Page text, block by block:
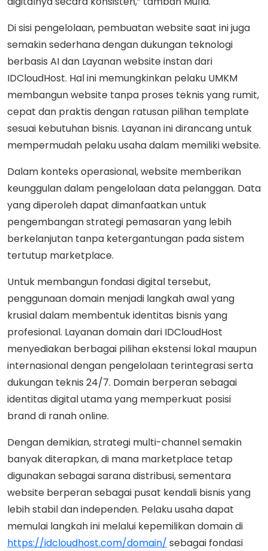
Di sisi pengelolaan, pembuatan website saat ini juga
semakin sederhana dengan dukungan teknologi
berbasis AI dan Layanan website instan dari
IDCloudHost. Hal ini memungkinkan pelaku UMKM
membangun website tanpa proses teknis yang rumit,
cepat dan praktis dengan ratusan pilihan template
sesuai kebutuhan bisnis. Layanan ini dirancang untuk
mempermudah pelaku usaha dalam memiliki website.
Dalam konteks operasional, website memberikan
keunggulan dalam pengelolaan data pelanggan. Data
yang diperoleh dapat dimanfaatkan untuk
pengembangan strategi pemasaran yang lebih
berkelanjutan tanpa ketergantungan pada sistem
tertutup marketplace.
Untuk membangun fondasi digital tersebut,
penggunaan domain menjadi langkah awal yang
krusial dalam membentuk identitas bisnis yang
profesional. Layanan domain dari IDCloudHost
menyediakan berbagai pilihan ekstensi lokal maupun
internasional dengan pengelolaan terintegrasi serta
dukungan teknis 24/7. Domain berperan sebagai
identitas digital utama yang memperkuat posisi
brand di ranah online.
Dengan demikian, strategi multi-channel semakin
banyak diterapkan, di mana marketplace tetap
digunakan sebagai sarana distribusi, sementara
website berperan sebagai pusat kendali bisnis yang
lebih stabil dan independen. Pelaku usaha dapat
memulai langkah ini melalui kepemilikan domain di
https://idcloudhost.com/domain/ sebagai fondasi